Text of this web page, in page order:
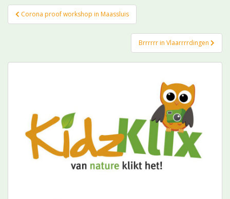
Bericht
navigatie
Corona proof workshop in Maassluis
Brrrrrr in Vlaarrrrdingen